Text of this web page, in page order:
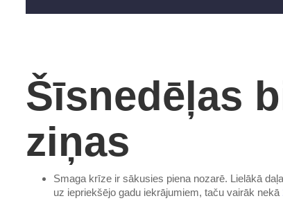
Šīsnedēļas
ziņas
Smaga krīze ir sākusies piena nozarē. Lielākā
uz iepriekšējo gadu iekrājumiem, taču vairāk nekā